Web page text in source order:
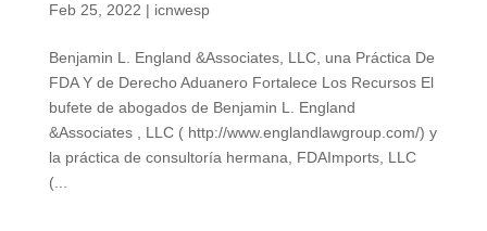
Feb 25, 2022 | icnwesp
Benjamin L. England &Associates, LLC, una Práctica De
FDA Y de Derecho Aduanero Fortalece Los Recursos El
bufete de abogados de Benjamin L. England
&Associates , LLC ( http://www.englandlawgroup.com/) y
la práctica de consultoría hermana, FDAImports, LLC
(...